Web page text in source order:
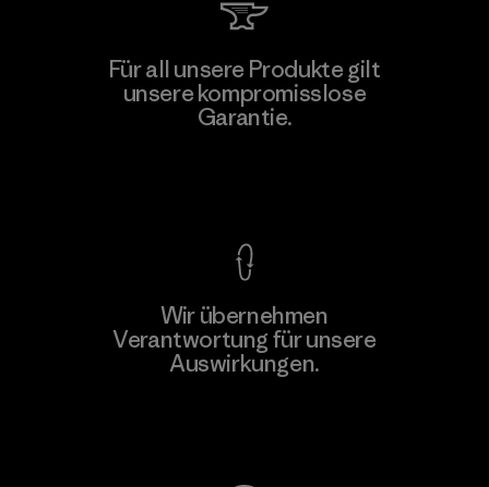
Toyota Tsusho
Material-supplier
Für all unsere Produkte gilt
unsere kompromisslose
Garantie.
Wir übernehmen
Verantwortung für unsere
Auswirkungen.